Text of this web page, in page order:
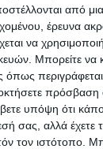
από μια
έρευνα
να
Μπορείτε να
πρόσβαση
υπόψη ότι
σας, αλλά έχετε
τον ιστότοπο.
και
κάθε
της ομάδας
ελληνική
επισκέπτες
επικοινωνίας